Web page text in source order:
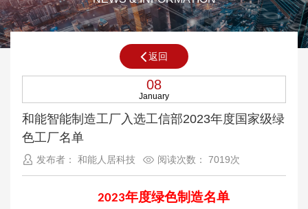
返回
08
January
和能智能制造工厂入选工信部2023年度国家级绿
色工厂名单
发布者： 和能人居科技 阅读次数： 7019次
2023年度绿色制造名单